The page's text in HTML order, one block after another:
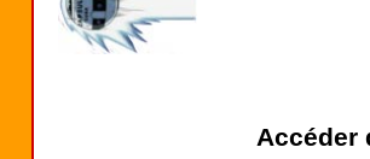
Accéder